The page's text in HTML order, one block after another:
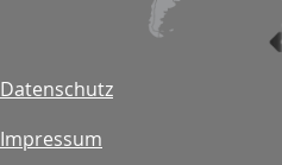
Datenschutz
Impressum